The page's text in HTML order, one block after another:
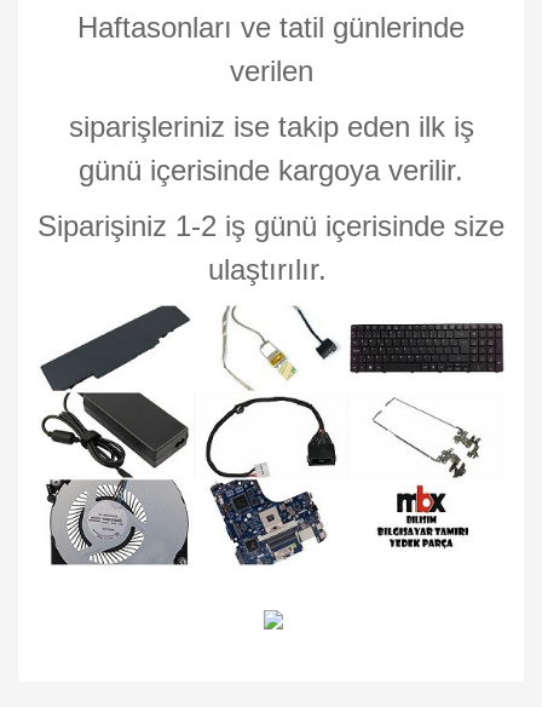
Haftasonları ve tatil günlerinde
verilen
siparişleriniz ise takip eden ilk iş
günü içerisinde kargoya verilir.
Siparişiniz 1-2 iş günü içerisinde size
ulaştırılır.